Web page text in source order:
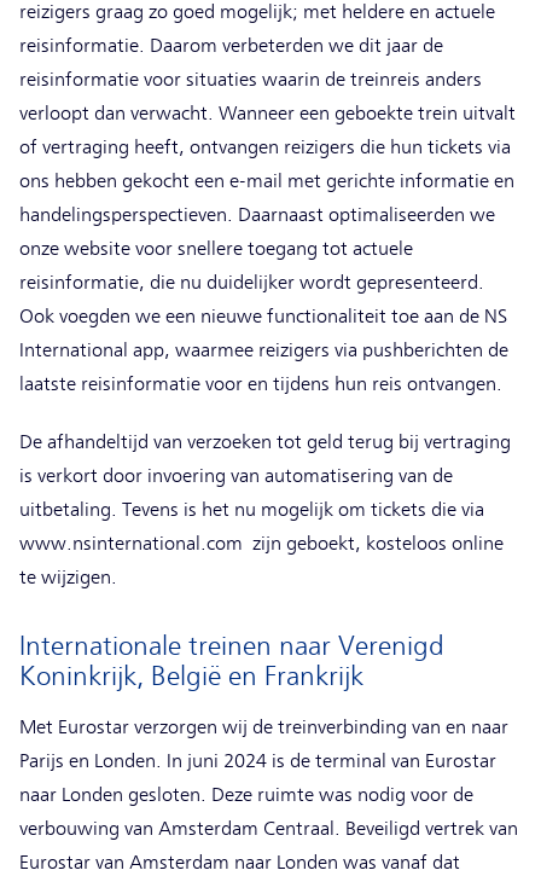
reizigers graag zo goed mogelijk; met heldere en actuele
reisinformatie. Daarom verbeterden we dit jaar de
reisinformatie voor situaties waarin de treinreis anders
verloopt dan verwacht. Wanneer een geboekte trein uitvalt
of vertraging heeft, ontvangen reizigers die hun tickets via
ons hebben gekocht een e-mail met gerichte informatie en
handelingsperspectieven. Daarnaast optimaliseerden we
onze website voor snellere toegang tot actuele
reisinformatie, die nu duidelijker wordt gepresenteerd.
Ook voegden we een nieuwe functionaliteit toe aan de NS
International app, waarmee reizigers via pushberichten de
laatste reisinformatie voor en tijdens hun reis ontvangen.
De afhandeltijd van verzoeken tot geld terug bij vertraging
is verkort door invoering van automatisering van de
uitbetaling. Tevens is het nu mogelijk om tickets die via
www.nsinternational.com zijn geboekt, kosteloos online
te wijzigen.
Internationale treinen naar Verenigd
Koninkrijk, België en Frankrijk
Met Eurostar verzorgen wij de treinverbinding van en naar
Parijs en Londen. In juni 2024 is de terminal van Eurostar
naar Londen gesloten. Deze ruimte was nodig voor de
verbouwing van Amsterdam Centraal. Beveiligd vertrek van
Eurostar van Amsterdam naar Londen was vanaf dat